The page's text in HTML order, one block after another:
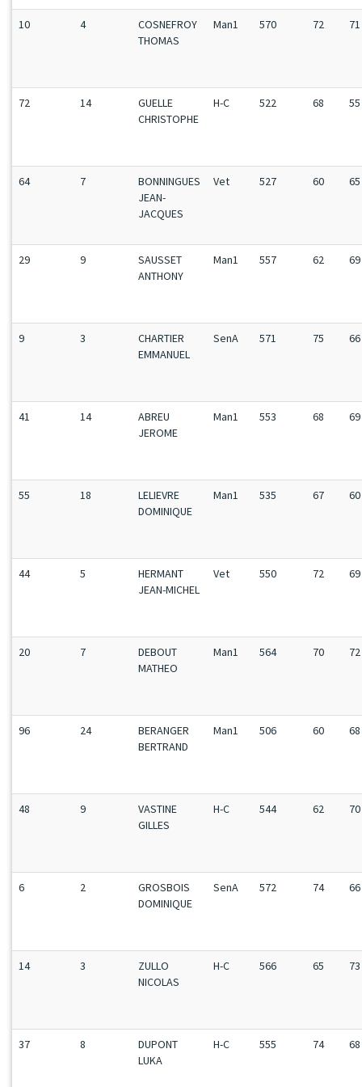
10 4
COSNEFROY
THOMAS
Man1 570 72 71
72 14
GUELLE
CHRISTOPHE
H-C 522 68 55
64 7
BONNINGUES
JEAN-
JACQUES
Vet 527 60 65
29 9
SAUSSET
ANTHONY
Man1 557 62 69
9 3
CHARTIER
EMMANUEL
SenA 571 75 66
41 14
ABREU
JEROME
Man1 553 68 69
55 18
LELIEVRE
DOMINIQUE
Man1 535 67 60
44 5
HERMANT
JEAN-MICHEL
Vet 550 72 69
20 7
DEBOUT
MATHEO
Man1 564 70 72
96 24
BERANGER
BERTRAND
Man1 506 60 68
48 9
VASTINE
GILLES
H-C 544 62 70
6 2
GROSBOIS
DOMINIQUE
SenA 572 74 66
14 3
ZULLO
NICOLAS
H-C 566 65 73
37 8
DUPONT
LUKA
H-C 555 74 68